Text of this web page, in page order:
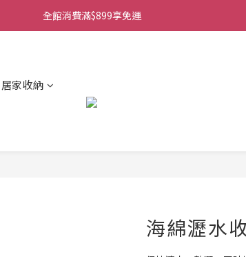
全館消費滿$899享免運
居家收納
海綿瀝水